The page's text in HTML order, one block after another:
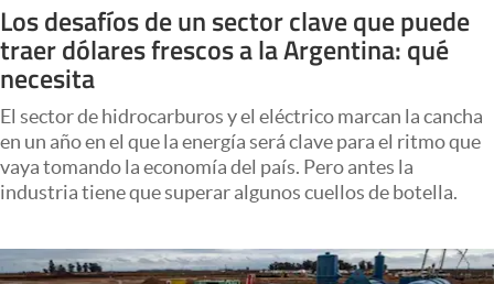
Uruguay
Negocios
Columnistas
Otras secciones
Apertura
Clase
Los desafíos de un sector clave que puede
traer dólares frescos a la Argentina: qué
necesita
El sector de hidrocarburos y el eléctrico marcan la cancha
en un año en el que la energía será clave para el ritmo que
vaya tomando la economía del país. Pero antes la
industria tiene que superar algunos cuellos de botella.